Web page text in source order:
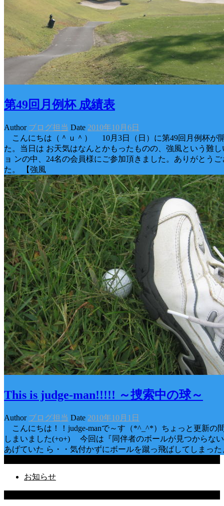
第49回月例杯 成績表
Author ブログ担当 Date 2010年10月6日
こんにちは（＾ｕ＾） 10月3日（日）に第49回月例杯が
た。当日は お天気はなんとかもったものの、強風という難
ョ ンの中、24名の会員様にご参加頂きました。ありがとう
た。 【強風
This is judge-man!!!!! ～捜索中の球～
Author ブログ担当 Date 2010年10月1日
こんにちは！！judge-manで～す（*^_^*）ちょっと更新の
しまいました(+o+) 今回は『同伴者のボールが見つからな
あげていた ら・・気付かずにボールを蹴っ飛ばしてしまった
お知らせ